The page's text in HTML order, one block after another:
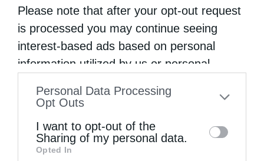
Please note that after your opt-out request
is processed you may continue seeing
interest-based ads based on personal
information utilized by us or personal
to your opt-out. You may separately opt-out
information by third parties on the IAB’s list
of downstream participants. This
Personal Data Processing
Opt Outs
I want to opt-out of the
Sharing of my personal data.
Opted In